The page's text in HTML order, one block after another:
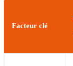
Facteur clé